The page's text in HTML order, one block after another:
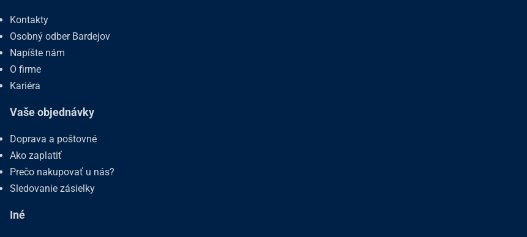
Kontakty
Osobný odber Bardejov
Napíšte nám
O firme
Kariéra
Vaše objednávky
Doprava a poštovné
Ako zaplatiť
Prečo nakupovať u nás?
Sledovanie zásielky
Iné